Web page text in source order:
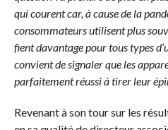
qui courent car, à cause de la
consommateurs utilisent plus
fient davantage pour tous types
convient de signaler que les
parfaitement réussi à tirer leur
Revenant à son tour sur les